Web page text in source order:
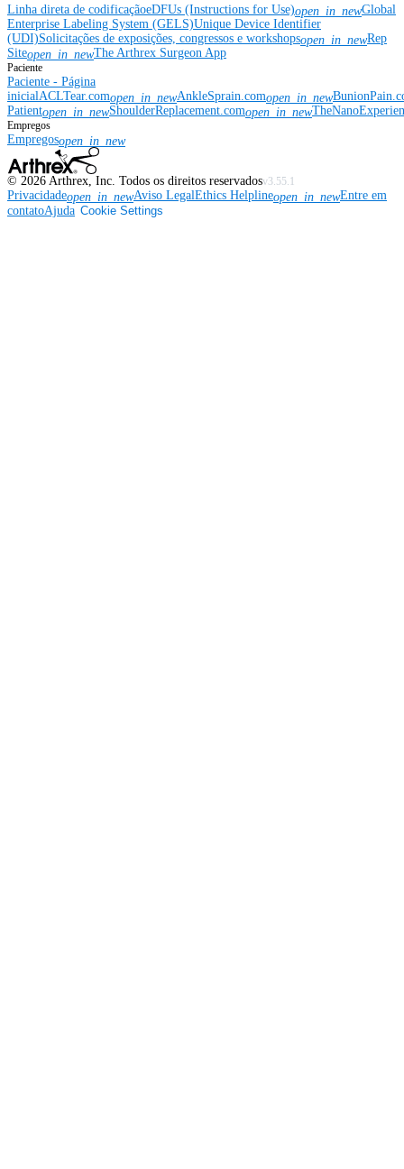
Linha direta de codificaçãoeDFUs (Instructions for Use)open_in_newGlobal
Enterprise Labeling System (GELS)Unique Device Identifier
(UDI)Solicitações de exposições, congressos e workshopsopen_in_newRep
Siteopen_in_newThe Arthrex Surgeon App
Paciente
Paciente - Página
inicial ACLTear.comopen_in_newAnkleSprain.comopen_in_new
Patientopen_in_newShoulderReplacement.comopen_in_new
Empregos
Empregosopen_in_new
© 2026 Arthrex, Inc. Todos os direitos reservadosv3.55.1
Privacidadeopen_in_newAviso LegalEthics Helplineopen_in_newEntre em
contatoAjuda Cookie Settings